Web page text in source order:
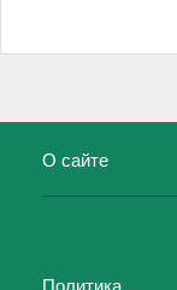
О сайте
Политика